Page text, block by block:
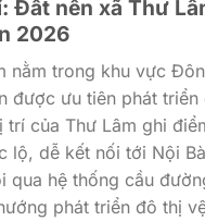
Đất nền xã Thư
2026
nằm trong khu vực
được ưu tiên phát triển
trí của Thư Lâm ghi
lộ, dễ kết nối tới Nội
qua hệ thống cầu
phát triển đô thị